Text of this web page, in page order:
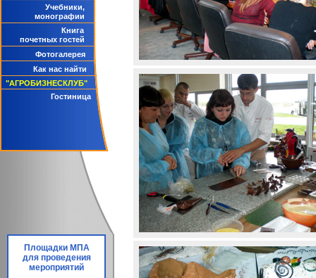
Учебники,
монографии
Книга
почетных гостей
Фотогалерея
Как нас найти
"АГРОБИЗНЕСКЛУБ"
Гостиница
Площадки МПА
для проведения
мероприятий